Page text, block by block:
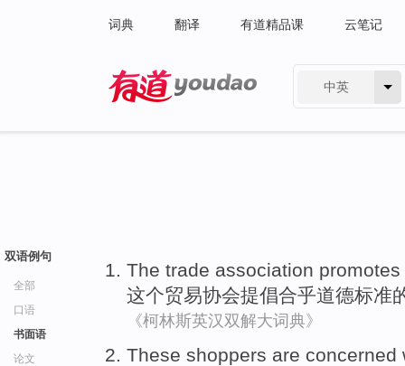
词典 翻译 有道精品课 云笔记
中英
双语例句
全部
口语
书面语
论文
The trade association promotes
这个贸易协会提倡合乎道德标准
《柯林斯英汉双解大词典》
These shoppers are concerned